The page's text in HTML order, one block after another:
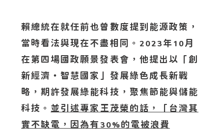
賴總統在就任前也曾數度提到能源政策，
當時看法與現在不盡相同。 2023 年 10月
在第四場國政願景發表會，他提出以「創
新經濟‧智慧國家」發展綠色成長新戰
略，期許發展綠能科技，聚焦節能與儲能
科技。 並引述專家王茂榮的話，「台灣其
實不缺電，因為有 30%的電被浪費